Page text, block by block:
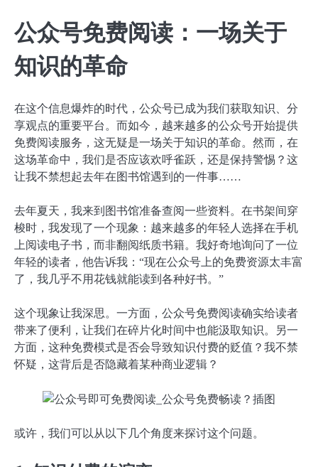
公众号免费阅读：一场关于
知识的革命
在这个信息爆炸的时代，公众号已成为我们获取知识、分
享观点的重要平台。而如今，越来越多的公众号开始提供
免费阅读服务，这无疑是一场关于知识的革命。然而，在
这场革命中，我们是否应该欢呼雀跃，还是保持警惕？这
让我不禁想起去年在图书馆遇到的一件事……
去年夏天，我来到图书馆准备查阅一些资料。在书架间穿
梭时，我发现了一个现象：越来越多的年轻人选择在手机
上阅读电子书，而非翻阅纸质书籍。我好奇地询问了一位
年轻的读者，他告诉我：“现在公众号上的免费资源太丰富
了，我几乎不用花钱就能读到各种好书。”
这个现象让我深思。一方面，公众号免费阅读确实给读者
带来了便利，让我们在碎片化时间中也能汲取知识。另一
方面，这种免费模式是否会导致知识付费的贬值？我不禁
怀疑，这背后是否隐藏着某种商业逻辑？
或许，我们可以从以下几个角度来探讨这个问题。